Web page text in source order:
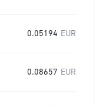
0.05194 EUR
0.08657 EUR